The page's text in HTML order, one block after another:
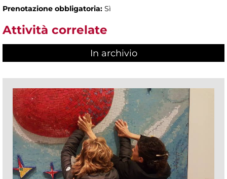
Prenotazione obbligatoria: Sì
Attività correlate
In archivio